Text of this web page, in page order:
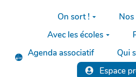
Aller au contenu principal
On sort !
Avec les écoles
Agenda associatif
Qui
Espace